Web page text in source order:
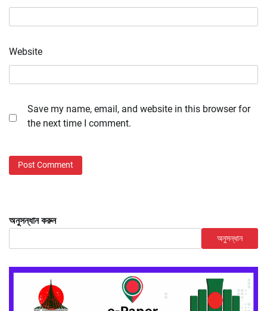
Website
Save my name, email, and website in this browser for
the next time I comment.
অনুসন্ধান করুন
অনুসন্ধান